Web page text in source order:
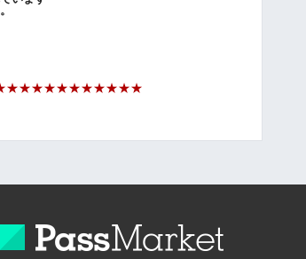
★★★★★★★★★★★